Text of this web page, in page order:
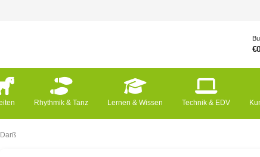
Rhythmik & Tanz Lernen & Wissen Technik & EDV